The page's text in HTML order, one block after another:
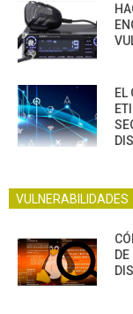
EL
VULNERABILIDADES